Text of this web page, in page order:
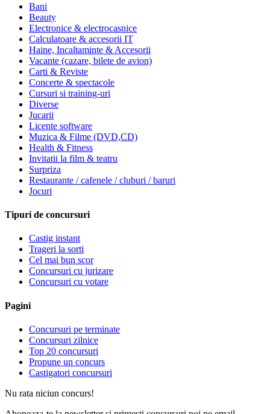
Bani
Beauty
Electronice & electrocasnice
Calculatoare & accesorii IT
Haine, Incaltaminte & Accesorii
Vacante (cazare, bilete de avion)
Carti & Reviste
Concerte & spectacole
Cursuri si training-uri
Diverse
Jucarii
Licente software
Muzica & Filme (DVD,CD)
Health & Fitness
Invitatii la film & teatru
Surpriza
Restaurante / cafenele / cluburi / baruri
Jocuri
Tipuri de concursuri
Castig instant
Trageri la sorti
Cel mai bun scor
Concursuri cu jurizare
Concursuri cu votare
Pagini
Concursuri pe terminate
Concursuri zilnice
Top 20 concursuri
Propune un concurs
Castigatori concursuri
Nu rata niciun concurs!